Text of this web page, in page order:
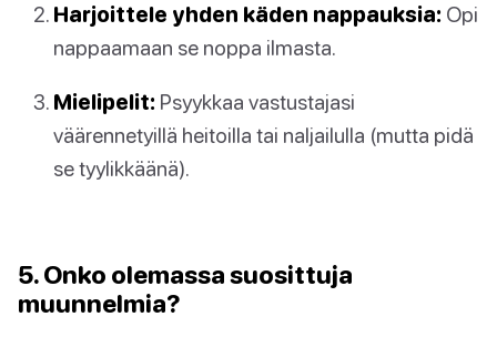
Harjoittele yhden käden nappauksia: Opi
nappaamaan se noppa ilmasta.
Mielipelit: Psyykkaa vastustajasi
väärennetyillä heitoilla tai naljailulla (mutta pidä
se tyylikkäänä).
5. Onko olemassa suosittuja
muunnelmia?